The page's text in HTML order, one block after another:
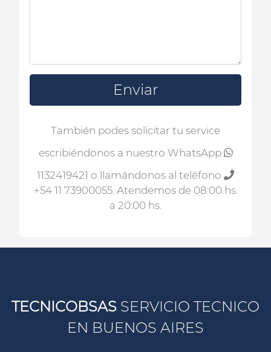
Enviar
También podes solicitar tu service
escribiéndonos a nuestro WhatsApp
1132419421 o llamándonos al teléfono
+54 11 73900055. Atendemos de 08:00 hs.
a 20:00 hs.
TECNICOBSAS SERVICIO TECNICO
EN BUENOS AIRES